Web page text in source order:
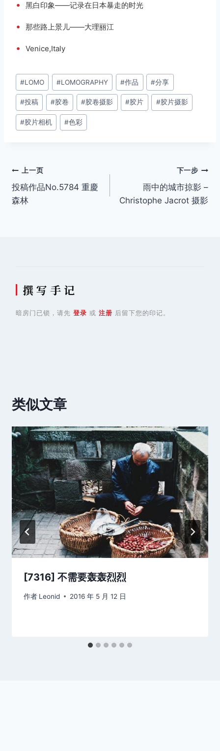
• 黑白印象——记录在日本暴走的时光
• 那些路上景儿——大理丽江
• Venice,Italy
文
章
标
签：
#LOMO #LOMOGRAPHY #作品 #分享
#投稿 #胶卷 #胶卷摄影 #胶片 #胶片摄影
#胶片相机 #色彩
文
章
上一页
投稿作品No.5784 重慶
森林
下一步
雨中的城市掠影 –
Christophe Jacrot 摄影
撰 写 手 记
暗房门已锁，请先 登录 或 注册 后留下您的印记。
类似文章
[7316] 不需要轰轰烈烈
作者 Leonid 2016 年 5 月 12 日